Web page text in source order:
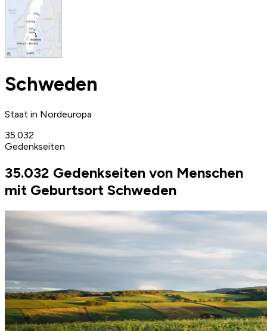
Schweden
Staat in Nordeuropa
35.032
Gedenkseiten
35.032 Gedenkseiten von Menschen
mit Geburtsort Schweden